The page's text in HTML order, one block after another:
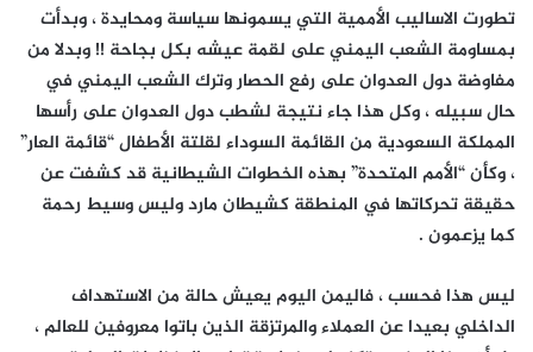
تطورت الاساليب الأممية التي يسمونها سياسة ومحايدة ، وبدأت
بمساومة الشعب اليمني على لقمة عيشه بكل بجاحة !! وبدلا من
مفاوضة دول العدوان على رفع الحصار وترك الشعب اليمني في
حال سبيله ، وكل هذا جاء نتيجة لشطب دول العدوان على رأسها
المملكة السعودية من القائمة السوداء لقلتة الأطفال “قائمة العار”
، وكأن “الأمم المتحدة” بهذه الخطوات الشيطانية قد كشفت عن
حقيقة تحركاتها في المنطقة كشيطان مارد وليس وسيط رحمة
كما يزعمون .
ليس هذا فحسب ، فاليمن اليوم يعيش حالة من الاستهداف
الداخلي بعيدا عن العملاء والمرتزقة الذين باتوا معروفين للعالم ،